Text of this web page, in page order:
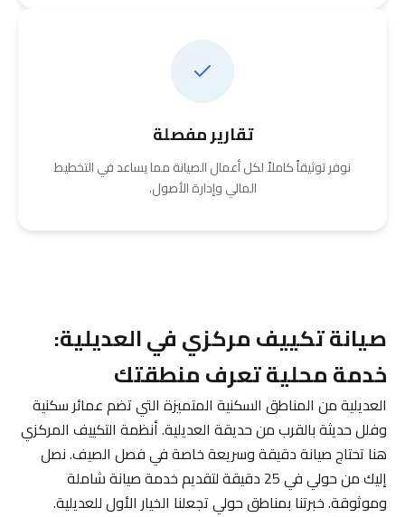
تقارير مفصلة
نوفر توثيقاً كاملاً لكل أعمال الصيانة مما يساعد في التخطيط
المالي وإدارة الأصول.
صيانة تكييف مركزي في العديلية:
خدمة محلية تعرف منطقتك
العديلية من المناطق السكنية المتميزة التي تضم عمائر سكنية
وفلل حديثة بالقرب من حديقة العديلية. أنظمة التكييف المركزي
هنا تحتاج صيانة دقيقة وسريعة خاصة في فصل الصيف. نصل
إليك من حولي في 25 دقيقة لتقديم خدمة صيانة شاملة
وموثوقة. خبرتنا بمناطق حولي تجعلنا الخيار الأول للعديلية.